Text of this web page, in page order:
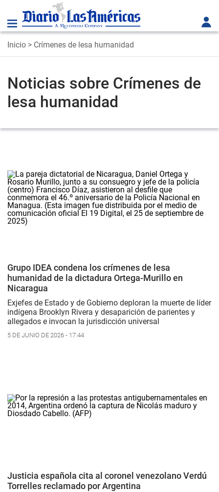
Inicio > Crímenes de lesa humanidad
Noticias sobre Crímenes de
lesa humanidad
Grupo IDEA condena los crímenes de lesa
humanidad de la dictadura Ortega-Murillo en
Nicaragua
Exjefes de Estado y de Gobierno deploran la muerte de líder
indígena Brooklyn Rivera y desaparición de parientes y
allegados e invocan la jurisdicción universal
5 DE JUNIO DE 2026 - 17:44
Justicia española cita al coronel venezolano Verdú
Torrelles reclamado por Argentina